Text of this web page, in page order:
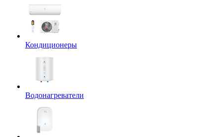
Кондиционеры
Водонагреватели